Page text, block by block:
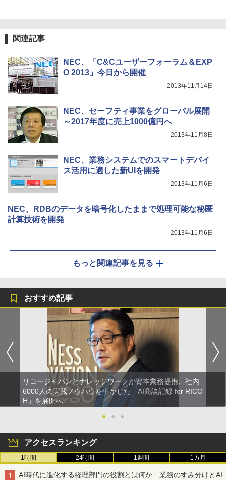
関連記事
NEC、「C&Cユーザーフォーラム＆EXP
O 2013」今日から開催
2013年11月14日
NEC、セーフティ事業をグローバル展開
～2017年度に売上1000億円へ
2013年11月8日
NEC、業務システムでのスマートデバイ
ス活用に適した新UIを開発
2013年11月6日
NEC、RDBのデータを暗号化したままで処理可能な秘匿
計算技術を開発
2013年11月6日
もっと関連記事を見る
おすすめ記事
リコージャパンとナレッジワークが資本業務提携、社内
6000人の実践ノウハウを生かした「AI商談記録 for RICO
H」を展開へ
●
● ●
アクセスランキング
1時間 24時間 1週間 1カ月
AI時代に進化する経理部門の役割とは何か 業務のすみ分けとAI